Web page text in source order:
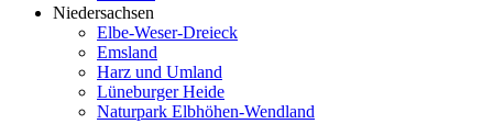
Niedersachsen
Elbe-Weser-Dreieck
Emsland
Harz und Umland
Lüneburger Heide
Naturpark Elbhöhen-Wendland